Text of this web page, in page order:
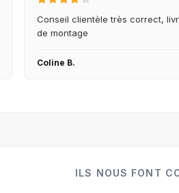
Conseil clientèle très correct,
de montage
Coline B.
ILS NOUS FONT